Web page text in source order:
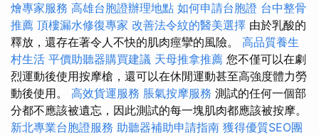
燴專家服務 高雄台胞證辦理地點 如何申請台胞證 台中整骨
推薦 頂樓漏水修復專家 改善法令紋的醫美選擇 由於乳酸的
釋放，還存在著令人不快的肌肉痙攣的風險。 高品質養生
村生活 平價助聽器購買建議 天母推拿推薦 您不僅可以在劇
烈運動後使用按摩槍，還可以在休閒運動甚至高強度體力勞
動後使用。 高效貨運服務 脹氣按摩服務 測試的任何一個部
分都不應該被遺忘，因此測試的每一塊肌肉都應該被按摩。
新北專業台胞證服務 助聽器補助申請指南 獲得優質SEO團